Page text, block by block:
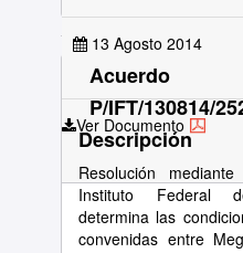
13 Agosto 2014
Ver Documento
Acuerdo
P/IFT/130814/
Descripción
Resolución
Instituto Federal
determina las
convenidas entre